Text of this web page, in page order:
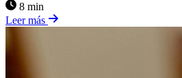
8 min
Leer más